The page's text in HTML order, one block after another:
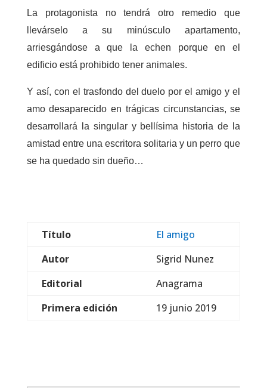
La protagonista no tendrá otro remedio que
llevárselo a su minúsculo apartamento,
arriesgándose a que la echen porque en el
edificio está prohibido tener animales.
Y así, con el trasfondo del duelo por el amigo y el
amo desaparecido en trágicas circunstancias, se
desarrollará la singular y bellísima historia de la
amistad entre una escritora solitaria y un perro que
se ha quedado sin dueño…
Título
El amigo
Autor
Sigrid Nunez
Editorial
Anagrama
Primera edición
19 junio 2019